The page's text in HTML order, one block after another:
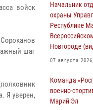
войск
шаг
Я уверен,
Начальник
охраны
Республике
Новгороде
07 августа
Команда
военно-
Марий Эл